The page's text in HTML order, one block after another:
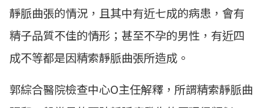
靜脈曲張的情況，且其中有近七成的病患，會有
精子品質不佳的情形；甚至不孕的男性，有近四
成不等都是因精索靜脈曲張所造成。
郭綜合醫院檢查中心O主任解釋，所謂精索靜脈曲